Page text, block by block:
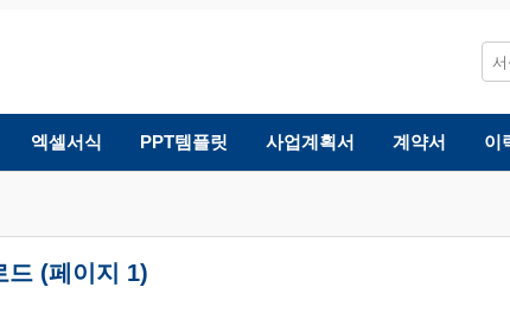
엑셀서식 PPT템플릿 사업계획서 계약서 이
드 (페이지 1)